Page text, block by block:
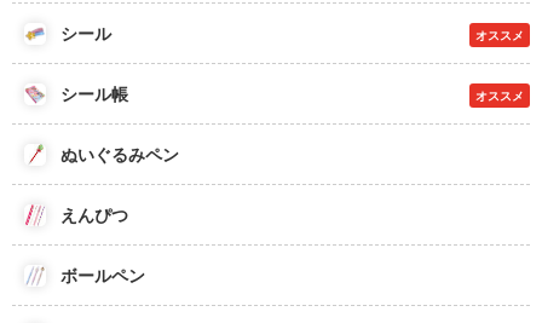
シール オススメ
シール帳 オススメ
ぬいぐるみペン
えんぴつ
ボールペン